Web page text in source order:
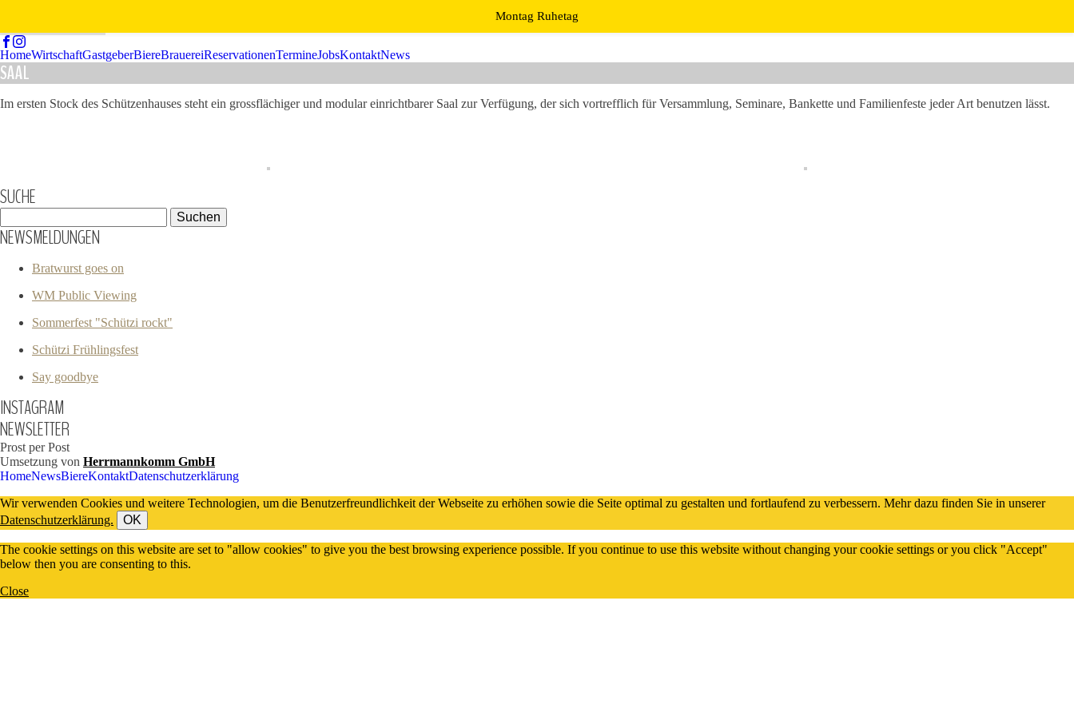
HomeWirtschaftGastgeberBiereBrauereiReservationenTermineJobsKontaktNews
SAAL
Im ersten Stock des Schützenhauses steht ein grossflächiger und modular einrichtbarer Saal zur Verfügung, der sich vortrefflich für Versammlung, Seminare, Bankette und Familienfeste jeder Art benutzen lässt.
SUCHE
nach:
NEWSMELDUNGEN
Bratwurst goes on
WM Public Viewing
Sommerfest "Schützi rockt"
Schützi Frühlingsfest
Say goodbye
INSTAGRAM
NEWSLETTER
Prost per Post
Umsetzung von Herrmannkomm GmbH
HomeNewsBiereKontaktDatenschutzerklärung
Montag Ruhetag
Wir verwenden Cookies und weitere Technologien, um die Benutzerfreundlichkeit der Webseite zu erhöhen sowie die Seite optimal zu gestalten und fortlaufend zu verbessern. Mehr dazu finden Sie in unserer
Datenschutzerklärung.
OK
The cookie settings on this website are set to "allow cookies" to give you the best browsing experience possible. If you continue to use this website without changing your cookie settings or you click "Accept"
below then you are consenting to this.
Close